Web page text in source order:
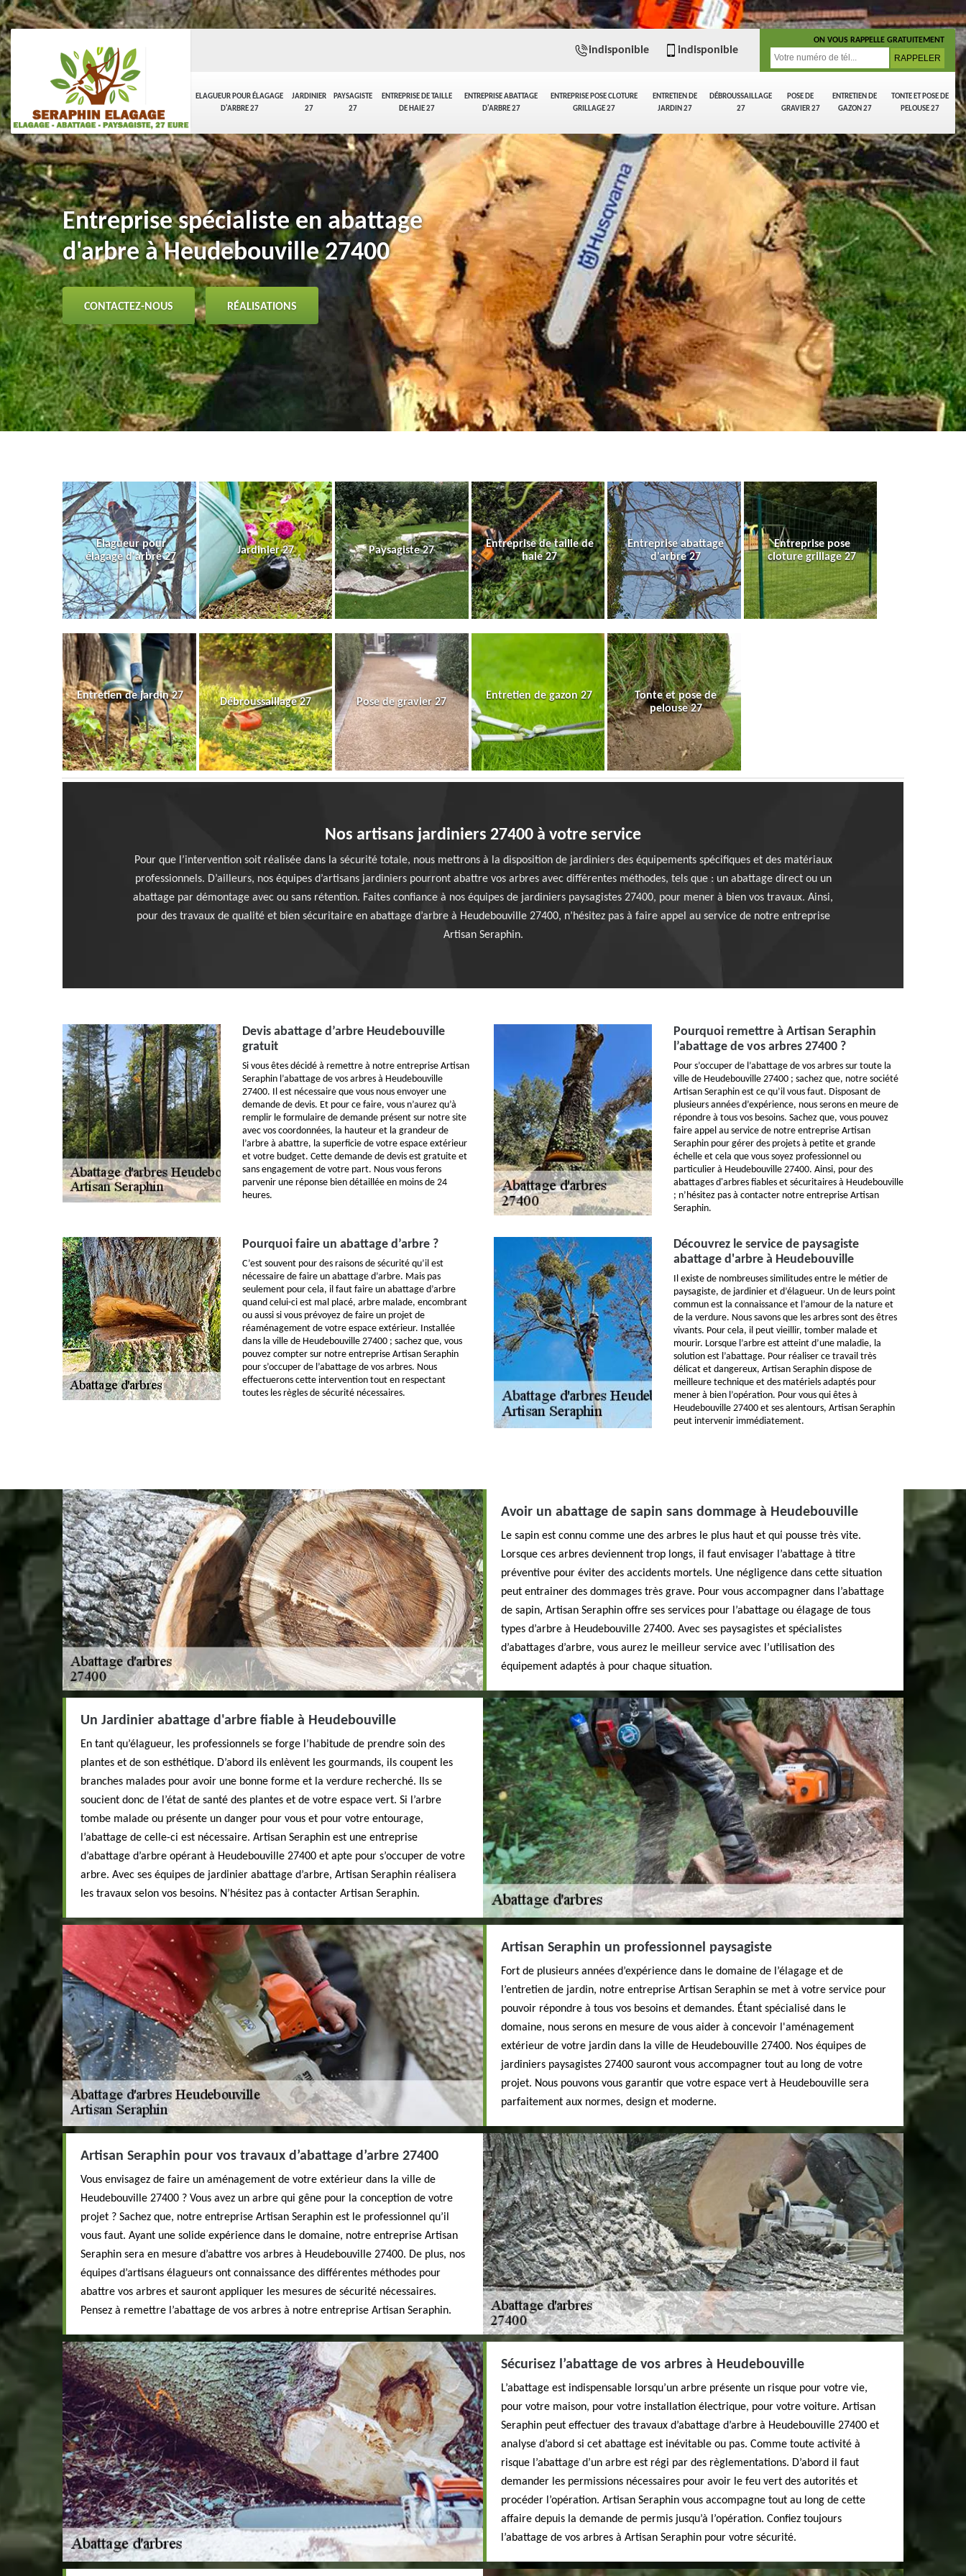
ELAGUEUR POUR ÉLAGAGE
D'ARBRE 27
JARDINIER
27
PAYSAGISTE
27
ENTREPRISE DE TAILLE
DE HAIE 27
ENTREPRISE ABATTAGE
D'ARBRE 27
ENTREPRISE POSE CLOTURE
GRILLAGE 27
ENTRETIEN DE
JARDIN 27
DÉBROUSSAILLAGE
27
POSE DE
GRAVIER 27
ENTRETIEN DE
GAZON 27
TONTE ET POSE DE
PELOUSE 27
indisponible indisponible
ON VOUS RAPPELLE GRATUITEMENT
Entreprise spécialiste en abattage
d'arbre à Heudebouville 27400
CONTACTEZ-NOUS RÉALISATIONS
Elagueur pour
élagage d'arbre 27
Jardinier 27 Paysagiste 27
Entreprise de taille de
haie 27
Entreprise abattage
d'arbre 27
Entreprise pose
cloture grillage 27
Entretien de jardin 27
Débroussaillage 27 Pose de gravier 27
Entretien de gazon 27
Tonte et pose de
pelouse 27
Nos artisans jardiniers 27400 à votre service
Pour que l’intervention soit réalisée dans la sécurité totale, nous mettrons à la disposition de jardiniers des équipements spécifiques et des matériaux
professionnels. D’ailleurs, nos équipes d’artisans jardiniers pourront abattre vos arbres avec différentes méthodes, tels que : un abattage direct ou un
abattage par démontage avec ou sans rétention. Faites confiance à nos équipes de jardiniers paysagistes 27400, pour mener à bien vos travaux. Ainsi,
pour des travaux de qualité et bien sécuritaire en abattage d’arbre à Heudebouville 27400, n’hésitez pas à faire appel au service de notre entreprise
Artisan Seraphin.
Devis abattage d’arbre Heudebouville
gratuit
Si vous êtes décidé à remettre à notre entreprise Artisan
Seraphin l’abattage de vos arbres à Heudebouville
27400. Il est nécessaire que vous nous envoyer une
demande de devis. Et pour ce faire, vous n’aurez qu’à
remplir le formulaire de demande présent sur notre site
avec vos coordonnées, la hauteur et la grandeur de
l’arbre à abattre, la superficie de votre espace extérieur
et votre budget. Cette demande de devis est gratuite et
sans engagement de votre part. Nous vous ferons
parvenir une réponse bien détaillée en moins de 24
heures.
Pourquoi remettre à Artisan Seraphin
l’abattage de vos arbres 27400 ?
Pour s’occuper de l’abattage de vos arbres sur toute la
ville de Heudebouville 27400 ; sachez que, notre société
Artisan Seraphin est ce qu’il vous faut. Disposant de
plusieurs années d’expérience, nous serons en meure de
répondre à tous vos besoins. Sachez que, vous pouvez
faire appel au service de notre entreprise Artisan
Seraphin pour gérer des projets à petite et grande
échelle et cela que vous soyez professionnel ou
particulier à Heudebouville 27400. Ainsi, pour des
abattages d'arbres fiables et sécuritaires à Heudebouville
; n’hésitez pas à contacter notre entreprise Artisan
Seraphin.
Pourquoi faire un abattage d’arbre ?
C’est souvent pour des raisons de sécurité qu’il est
nécessaire de faire un abattage d’arbre. Mais pas
seulement pour cela, il faut faire un abattage d’arbre
quand celui-ci est mal placé, arbre malade, encombrant
ou aussi si vous prévoyez de faire un projet de
réaménagement de votre espace extérieur. Installée
dans la ville de Heudebouville 27400 ; sachez que, vous
pouvez compter sur notre entreprise Artisan Seraphin
pour s’occuper de l’abattage de vos arbres. Nous
effectuerons cette intervention tout en respectant
toutes les règles de sécurité nécessaires.
Découvrez le service de paysagiste
abattage d'arbre à Heudebouville
Il existe de nombreuses similitudes entre le métier de
paysagiste, de jardinier et d’élagueur. Un de leurs point
commun est la connaissance et l’amour de la nature et
de la verdure. Nous savons que les arbres sont des êtres
vivants. Pour cela, il peut vieillir, tomber malade et
mourir. Lorsque l’arbre est atteint d’une maladie, la
solution est l’abattage. Pour réaliser ce travail très
délicat et dangereux, Artisan Seraphin dispose de
meilleure technique et des matériels adaptés pour
mener à bien l’opération. Pour vous qui êtes à
Heudebouville 27400 et ses alentours, Artisan Seraphin
peut intervenir immédiatement.
Avoir un abattage de sapin sans dommage à Heudebouville
Le sapin est connu comme une des arbres le plus haut et qui pousse très vite.
Lorsque ces arbres deviennent trop longs, il faut envisager l’abattage à titre
préventive pour éviter des accidents mortels. Une négligence dans cette situation
peut entrainer des dommages très grave. Pour vous accompagner dans l’abattage
de sapin, Artisan Seraphin offre ses services pour l’abattage ou élagage de tous
types d’arbre à Heudebouville 27400. Avec ses paysagistes et spécialistes
d’abattages d’arbre, vous aurez le meilleur service avec l’utilisation des
équipement adaptés à pour chaque situation.
Un Jardinier abattage d'arbre fiable à Heudebouville
En tant qu’élagueur, les professionnels se forge l’habitude de prendre soin des
plantes et de son esthétique. D’abord ils enlèvent les gourmands, ils coupent les
branches malades pour avoir une bonne forme et la verdure recherché. Ils se
soucient donc de l’état de santé des plantes et de votre espace vert. Si l’arbre
tombe malade ou présente un danger pour vous et pour votre entourage,
l’abattage de celle-ci est nécessaire. Artisan Seraphin est une entreprise
d’abattage d’arbre opérant à Heudebouville 27400 et apte pour s’occuper de votre
arbre. Avec ses équipes de jardinier abattage d’arbre, Artisan Seraphin réalisera
les travaux selon vos besoins. N’hésitez pas à contacter Artisan Seraphin.
Artisan Seraphin un professionnel paysagiste
Fort de plusieurs années d’expérience dans le domaine de l’élagage et de
l’entretien de jardin, notre entreprise Artisan Seraphin se met à votre service pour
pouvoir répondre à tous vos besoins et demandes. Étant spécialisé dans le
domaine, nous serons en mesure de vous aider à concevoir l'aménagement
extérieur de votre jardin dans la ville de Heudebouville 27400. Nos équipes de
jardiniers paysagistes 27400 sauront vous accompagner tout au long de votre
projet. Nous pouvons vous garantir que votre espace vert à Heudebouville sera
parfaitement aux normes, design et moderne.
Artisan Seraphin pour vos travaux d’abattage d’arbre 27400
Vous envisagez de faire un aménagement de votre extérieur dans la ville de
Heudebouville 27400 ? Vous avez un arbre qui gêne pour la conception de votre
projet ? Sachez que, notre entreprise Artisan Seraphin est le professionnel qu’il
vous faut. Ayant une solide expérience dans le domaine, notre entreprise Artisan
Seraphin sera en mesure d’abattre vos arbres à Heudebouville 27400. De plus, nos
équipes d’artisans élagueurs ont connaissance des différentes méthodes pour
abattre vos arbres et sauront appliquer les mesures de sécurité nécessaires.
Pensez à remettre l’abattage de vos arbres à notre entreprise Artisan Seraphin.
Sécurisez l’abattage de vos arbres à Heudebouville
L’abattage est indispensable lorsqu’un arbre présente un risque pour votre vie,
pour votre maison, pour votre installation électrique, pour votre voiture. Artisan
Seraphin peut effectuer des travaux d’abattage d’arbre à Heudebouville 27400 et
analyse d’abord si cet abattage est inévitable ou pas. Comme toute activité à
risque l’abattage d’un arbre est régi par des règlementations. D’abord il faut
demander les permissions nécessaires pour avoir le feu vert des autorités et
procéder l’opération. Artisan Seraphin vous accompagne tout au long de cette
affaire depuis la demande de permis jusqu’à l’opération. Confiez toujours
l’abattage de vos arbres à Artisan Seraphin pour votre sécurité.